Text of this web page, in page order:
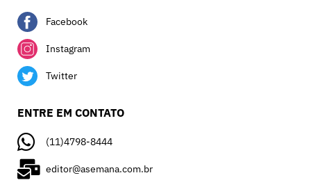
Facebook
Instagram
Twitter
ENTRE EM CONTATO
(11)4798-8444
editor@asemana.com.br